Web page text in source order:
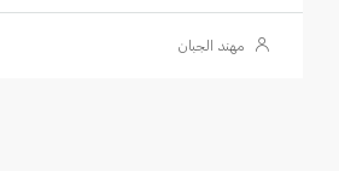
مهند الجبان